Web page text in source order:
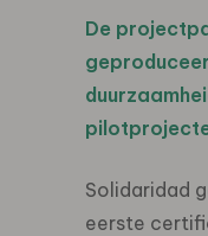
De
Solidaridad
eerste